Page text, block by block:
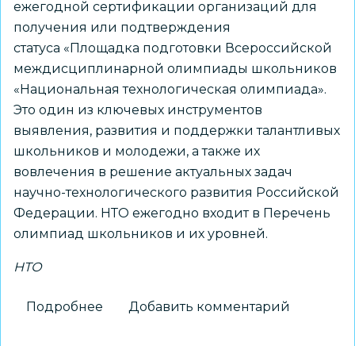
ежегодной сертификации организаций для
получения или подтверждения
статуса «Площадка подготовки Всероссийской
междисциплинарной олимпиады школьников
«Национальная технологическая олимпиада».
Это один из ключевых инструментов
выявления, развития и поддержки талантливых
школьников и молодежи, а также их
вовлечения в решение актуальных задач
научно-технологического развития Российской
Федерации. НТО ежегодно входит в Перечень
олимпиад школьников и их уровней.
НТО
Подробнее Добавить комментарий